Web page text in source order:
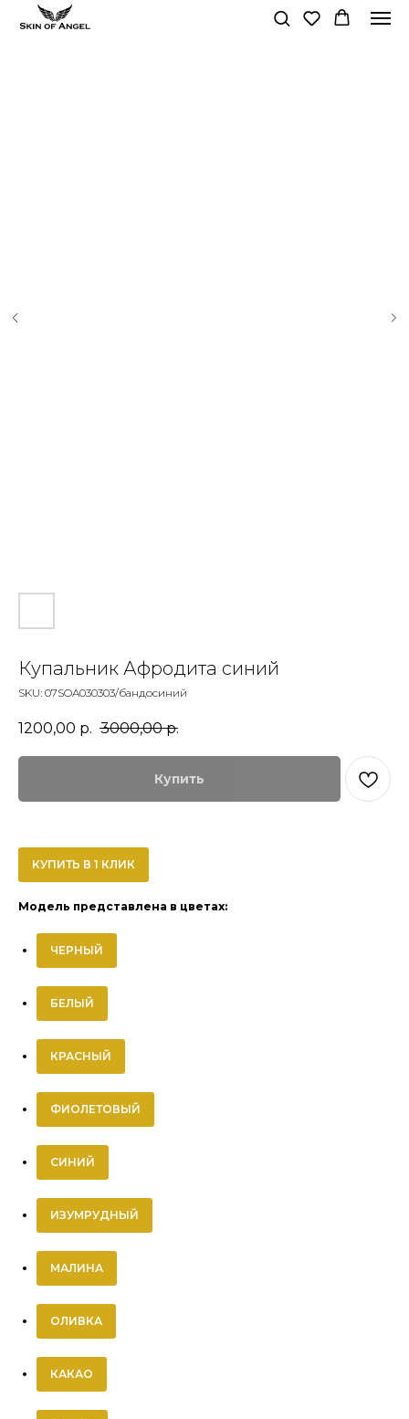
Купальник Афродита синий
SKU: 07SOA030303/бандосиний
1200,00 р. 3000,00 р.
Купить
КУПИТЬ В 1 КЛИК
Модель представлена в цветах:
ЧЕРНЫЙ
БЕЛЫЙ
КРАСНЫЙ
ФИОЛЕТОВЫЙ
СИНИЙ
ИЗУМРУДНЫЙ
МАЛИНА
ОЛИВКА
КАКАО